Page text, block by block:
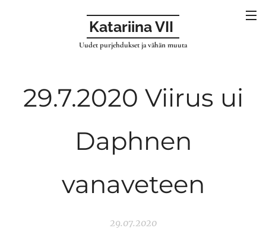
Katariina VII
Uudet purjehdukset ja vähän muuta
29.7.2020 Viirus ui
Daphnen
vanaveteen
29.07.2020